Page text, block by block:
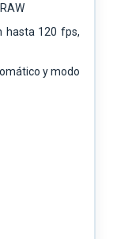
hasta 120 fps,
y modo